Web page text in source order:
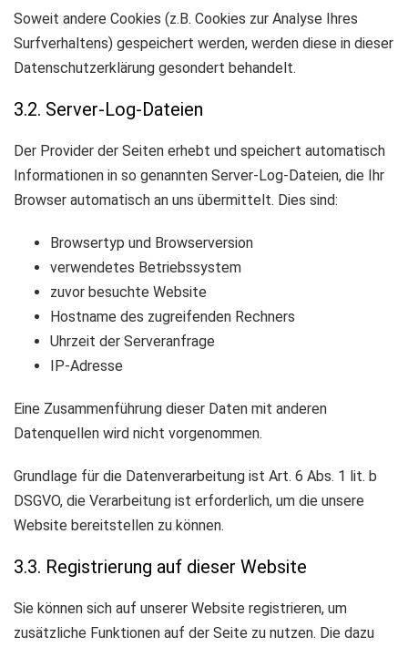
Soweit andere Cookies (z.B. Cookies zur Analyse Ihres
Surfverhaltens) gespeichert werden, werden diese in dieser
Datenschutzerklärung gesondert behandelt.
3.2. Server-Log-Dateien
Der Provider der Seiten erhebt und speichert automatisch
Informationen in so genannten Server-Log-Dateien, die Ihr
Browser automatisch an uns übermittelt. Dies sind:
Browsertyp und Browserversion
verwendetes Betriebssystem
zuvor besuchte Website
Hostname des zugreifenden Rechners
Uhrzeit der Serveranfrage
IP-Adresse
Eine Zusammenführung dieser Daten mit anderen
Datenquellen wird nicht vorgenommen.
Grundlage für die Datenverarbeitung ist Art. 6 Abs. 1 lit. b
DSGVO, die Verarbeitung ist erforderlich, um die unsere
Website bereitstellen zu können.
3.3. Registrierung auf dieser Website
Sie können sich auf unserer Website registrieren, um
zusätzliche Funktionen auf der Seite zu nutzen. Die dazu